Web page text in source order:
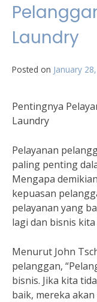
Laundry
Posted on January
Pentingnya
Laundry
Pelayanan
paling penting
Mengapa
kepuasan
pelayanan yang
lagi dan bisnis
Menurut John
pelanggan,
bisnis. Jika kita
baik, mereka